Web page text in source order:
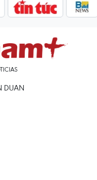
DUAN